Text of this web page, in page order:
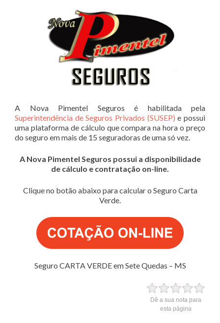
A Nova Pimentel Seguros é habilitada pela
Superintendência de Seguros Privados (SUSEP) e possui
uma plataforma de cálculo que compara na hora o preço
do seguro em mais de 15 seguradoras de uma só vez.
A Nova Pimentel Seguros possui a disponibilidade
de cálculo e contratação on-line.
Clique no botão abaixo para calcular o Seguro Carta
Verde.
Seguro CARTA VERDE em Sete Quedas – MS
Dê a sua nota para
esta página